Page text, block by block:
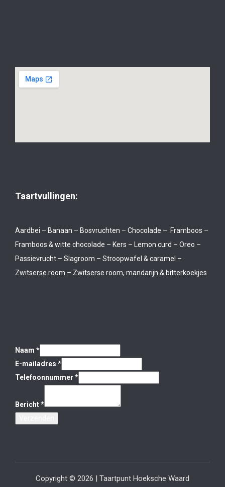
Taartvullingen:
Aardbei – Banaan – Bosvruchten – Chocolade – Framboos –
Framboos & witte chocolade – Kers – Lemon curd – Oreo –
Passievrucht – Slagroom – Stroopwafel & caramel –
Zwitserse room – Zwitserse room, mandarijn & bitterkoekjes
Naam *
E-mailadres *
Telefoonnummer *
Bericht*
Copyright © 2026 | Taartpunt Hoeksche Waard